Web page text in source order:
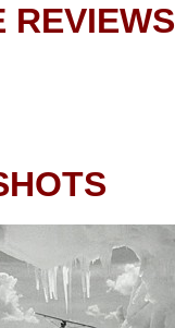
REVIEWS